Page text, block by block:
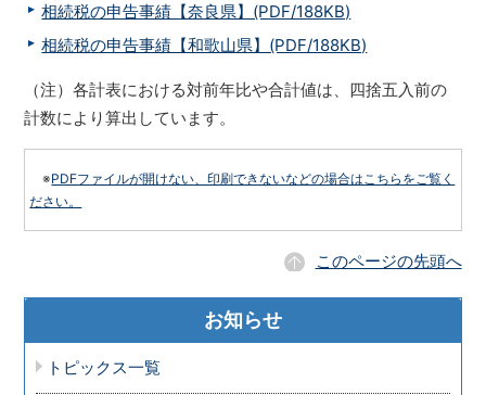
相続税の申告事績【奈良県】(PDF/188KB)
相続税の申告事績【和歌山県】(PDF/188KB)
（注）各計表における対前年比や合計値は、四捨五入前の
計数により算出しています。
※PDFファイルが開けない、印刷できないなどの場合はこちらをご覧く
ださい。
このページの先頭へ
お知らせ
トピックス一覧